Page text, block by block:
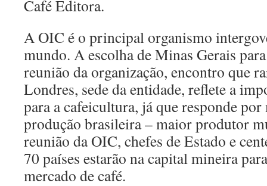
Café Editora.
A OIC é o principal organismo
mundo. A escolha de Minas Gerais
reunião da organização, encontro que
Londres, sede da entidade, reflete a
para a cafeicultura, já que responde
produção brasileira – maior produtor
reunião da OIC, chefes de Estado e
70 países estarão na capital mineira
mercado de café.